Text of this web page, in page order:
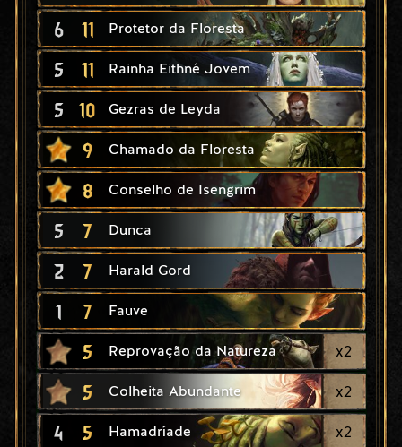
6 11 Protetor da Floresta
5 11 Rainha Eithné Jovem
5 10 Gezras de Leyda
9 Chamado da Floresta
8 Conselho de Isengrim
5 7 Dunca
2 7 Harald Gord
1 7 Fauve
5 Reprovação da Natureza x2
5 Colheita Abundante x2
4 5 Hamadríade x2